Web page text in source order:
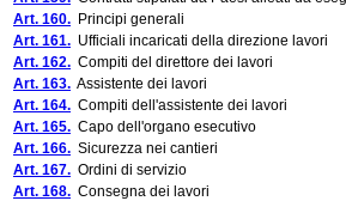
Art. 160. Principi generali
Art. 161. Ufficiali incaricati della direzione lavori
Art. 162. Compiti del direttore dei lavori
Art. 163. Assistente dei lavori
Art. 164. Compiti dell'assistente dei lavori
Art. 165. Capo dell'organo esecutivo
Art. 166. Sicurezza nei cantieri
Art. 167. Ordini di servizio
Art. 168. Consegna dei lavori